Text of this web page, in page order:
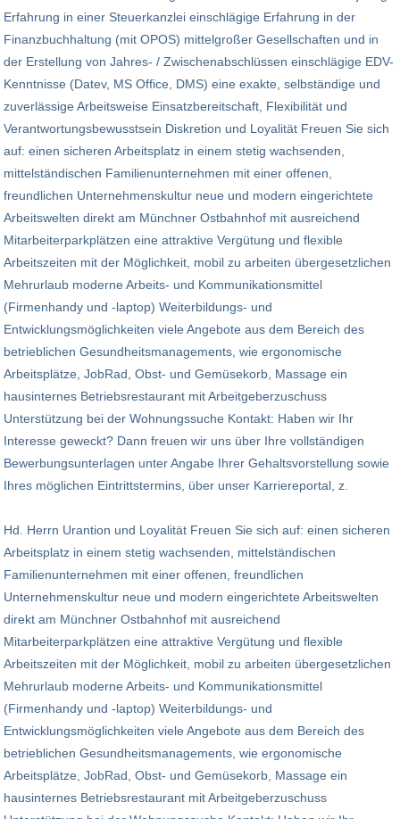
Erfahrung in einer Steuerkanzlei einschlägige Erfahrung in der
Finanzbuchhaltung (mit OPOS) mittelgroßer Gesellschaften und in
der Erstellung von Jahres- / Zwischenabschlüssen einschlägige EDV-
Kenntnisse (Datev, MS Office, DMS) eine exakte, selbständige und
zuverlässige Arbeitsweise Einsatzbereitschaft, Flexibilität und
Verantwortungsbewusstsein Diskretion und Loyalität Freuen Sie sich
auf: einen sicheren Arbeitsplatz in einem stetig wachsenden,
mittelständischen Familienunternehmen mit einer offenen,
freundlichen Unternehmenskultur neue und modern eingerichtete
Arbeitswelten direkt am Münchner Ostbahnhof mit ausreichend
Mitarbeiterparkplätzen eine attraktive Vergütung und flexible
Arbeitszeiten mit der Möglichkeit, mobil zu arbeiten übergesetzlichen
Mehrurlaub moderne Arbeits- und Kommunikationsmittel
(Firmenhandy und -laptop) Weiterbildungs- und
Entwicklungsmöglichkeiten viele Angebote aus dem Bereich des
betrieblichen Gesundheitsmanagements, wie ergonomische
Arbeitsplätze, JobRad, Obst- und Gemüsekorb, Massage ein
hausinternes Betriebsrestaurant mit Arbeitgeberzuschuss
Unterstützung bei der Wohnungssuche Kontakt: Haben wir Ihr
Interesse geweckt? Dann freuen wir uns über Ihre vollständigen
Bewerbungsunterlagen unter Angabe Ihrer Gehaltsvorstellung sowie
Ihres möglichen Eintrittstermins, über unser Karriereportal, z.
Hd. Herrn Urantion und Loyalität Freuen Sie sich auf: einen sicheren
Arbeitsplatz in einem stetig wachsenden, mittelständischen
Familienunternehmen mit einer offenen, freundlichen
Unternehmenskultur neue und modern eingerichtete Arbeitswelten
direkt am Münchner Ostbahnhof mit ausreichend
Mitarbeiterparkplätzen eine attraktive Vergütung und flexible
Arbeitszeiten mit der Möglichkeit, mobil zu arbeiten übergesetzlichen
Mehrurlaub moderne Arbeits- und Kommunikationsmittel
(Firmenhandy und -laptop) Weiterbildungs- und
Entwicklungsmöglichkeiten viele Angebote aus dem Bereich des
betrieblichen Gesundheitsmanagements, wie ergonomische
Arbeitsplätze, JobRad, Obst- und Gemüsekorb, Massage ein
hausinternes Betriebsrestaurant mit Arbeitgeberzuschuss